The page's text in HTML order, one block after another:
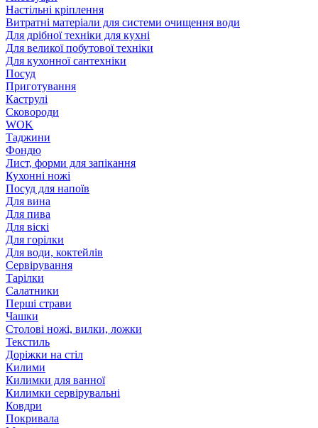
Настільні кріплення
Витратні матеріали для системи очищення води
Для дрібної техніки для кухні
Для великої побутової техніки
Для кухонної сантехніки
Посуд
Приготування
Каструлі
Сковороди
WOK
Таджини
Фондю
Лист, форми для запікання
Кухонні ножі
Посуд для напоїв
Для вина
Для пива
Для віскі
Для горілки
Для води, коктейлів
Сервірування
Тарілки
Салатники
Перші страви
Чашки
Столові ножі, вилки, ложки
Текстиль
Доріжки на стіл
Килими
Килимки для ванної
Килимки сервірувальні
Ковдри
Покривала